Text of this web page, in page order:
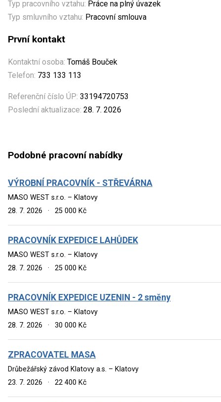
Typ pracovního vztahu: Práce na plný úvazek
Typ smluvního vztahu: Pracovní smlouva
První kontakt
Kontaktní osoba: Tomáš Bouček
Telefon: 733 133 113
Referenční číslo ÚP: 33194720753
Poslední aktualizace: 28. 7. 2026
Podobné pracovní nabídky
VÝROBNÍ PRACOVNÍK - STŘEVÁRNA
MASO WEST s.r.o. – Klatovy
28. 7. 2026
· 25 000 Kč
PRACOVNÍK EXPEDICE LAHŮDEK
MASO WEST s.r.o. – Klatovy
28. 7. 2026
· 25 000 Kč
PRACOVNÍK EXPEDICE UZENIN - 2 směny
MASO WEST s.r.o. – Klatovy
28. 7. 2026
· 30 000 Kč
ZPRACOVATEL MASA
Drůbežářský závod Klatovy a.s. – Klatovy
23. 7. 2026
· 22 400 Kč